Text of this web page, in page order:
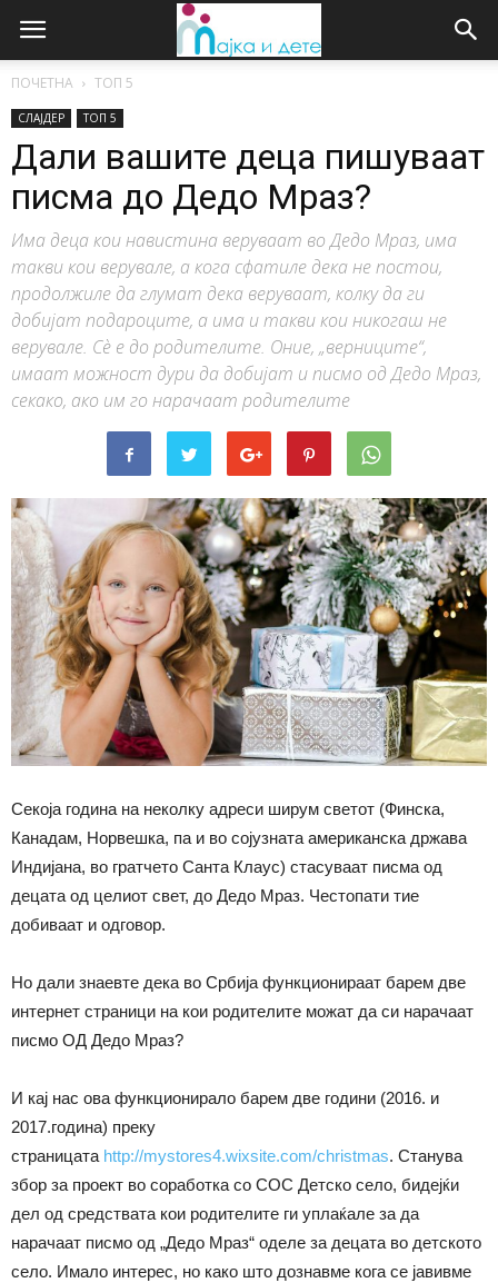
ПОЧЕТНА ТОП 5
СЛАЈДЕР ТОП 5
Дали вашите деца пишуваат
писма до Дедо Мраз?
Има деца кои навистина веруваат во Дедо Мраз, има
такви кои верувале, а кога сфатиле дека не постои,
продолжиле да глумат дека веруваат, колку да ги
добијат подароците, а има и такви кои никогаш не
верувале. Сѐ е до родителите. Оние, „верниците“,
имаат можност дури да добијат и писмо од Дедо Мраз,
секако, ако им го нарачаат родителите
Секоја година на неколку адреси ширум светот (Финска,
Канадам, Норвешка, па и во сојузната американска држава
Индијана, во гратчето Санта Клаус) стасуваат писма од
децата од целиот свет, до Дедо Мраз. Честопати тие
добиваат и одговор.
Но дали знаевте дека во Србија функционираат барем две
интернет страници на кои родителите можат да си нарачаат
писмо ОД Дедо Мраз?
И кај нас ова функционирало барем две години (2016. и
2017.година) преку
страницата http://mystores4.wixsite.com/christmas. Станува
збор за проект во соработка со СОС Детско село, бидејќи
дел од средствата кои родителите ги уплаќале за да
нарачаат писмо од „Дедо Мраз“ оделе за децата во детското
село. Имало интерес, но како што дознавме кога се јавивме